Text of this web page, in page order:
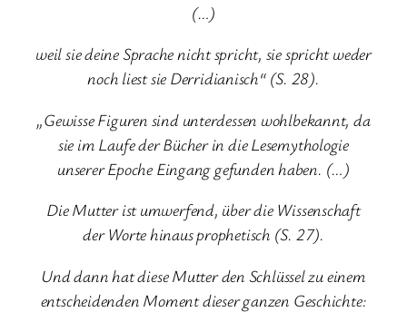
(…)
weil sie deine Sprache nicht spricht, sie spricht weder
noch liest sie Derridianisch“ (S. 28).
„Gewisse Figuren sind unterdessen wohlbekannt, da
sie im Laufe der Bücher in die Lesemythologie
unserer Epoche Eingang gefunden haben. (…)
Die Mutter ist umwerfend, über die Wissenschaft
der Worte hinaus prophetisch (S. 27).
Und dann hat diese Mutter den Schlüssel zu einem
entscheidenden Moment dieser ganzen Geschichte: